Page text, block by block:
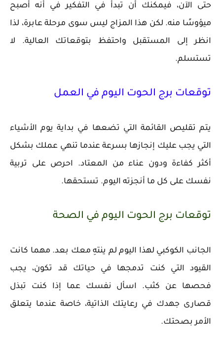
حتى الآن، فيمكنك أن تبدأ في التفكير في أنه أصبح
ميؤوسًا منه. لكن هذا المزاج ليس سوى مرحلة عابرة، لذا
انظر إلى المستقبل واحتفظ بتوقعاتك العالية. لا
تستسلم.
توقعات برج الحوت اليوم في العمل
يتم تقليص القائمة التي تضعها في بداية يوم الأشياء
التي يجب عليك إنجازها بسرعة عندما تنهي عملك بشكل
أكثر كفاءة ودون عناء من المعتاد. احرص على تربية
نفسك على كل ما أنجزته اليوم. تستحقها.
توقعات برج الحوت اليوم في الصحة
الجانب الكوكبي لهذا اليوم لم ينتهِ معك بعد. مهما كانت
القيود التي كنت تدمجها في حياتك قد تكون، يجب
فحصها عن كثب. اسأل نفسك عما إذا كنت تبذل
قصارى جهدك في رعايتك الذاتية، خاصة عندما يتعلق
الأمر بصحتك.